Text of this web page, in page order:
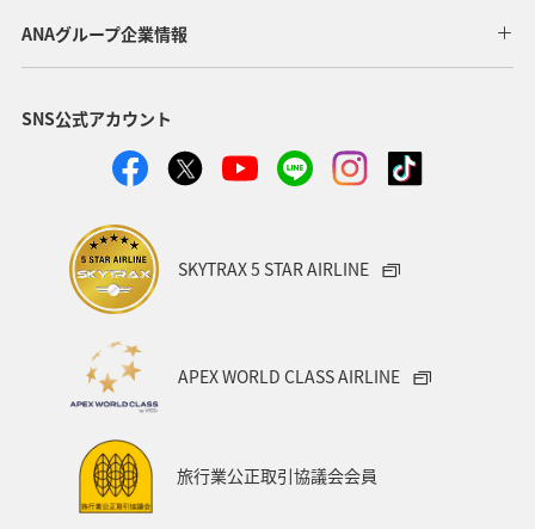
長野県 ニュージーランド アメリカ・カナダ・中南米
アクティビティ
ANAグループ企業情報
SNS公式アカウント
SKYTRAX 5 STAR AIRLINE
APEX WORLD CLASS AIRLINE
旅行業公正取引協議会会員